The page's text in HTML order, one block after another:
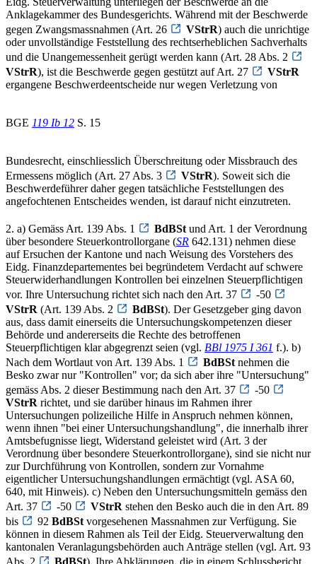
Anklagekammer des Bundesgerichts. Während mit der Beschwerde
gegen Zwangsmassnahmen (Art. 26
VStrR) auch die unrichtige
oder unvollständige Feststellung des rechtserheblichen Sachverhalts
und die Unangemessenheit gerügt werden kann (Art. 28 Abs. 2
VStrR), ist die Beschwerde gegen gestützt auf Art. 27
VStrR
ergangene Beschwerdeentscheide nur wegen Verletzung von
BGE 119 Ib 12 S. 15
Bundesrecht, einschliesslich Überschreitung oder Missbrauch des
Ermessens möglich (Art. 27 Abs. 3
VStrR). Soweit sich die
Beschwerdeführer daher gegen tatsächliche Feststellungen des
angefochtenen Entscheides wenden, ist darauf nicht einzutreten.
2. a) Gemäss Art. 139 Abs. 1 BdBSt und Art. 1 der Verordnung
über besondere Steuerkontrollorgane (SR 642.131) nehmen diese
auf Ersuchen der Kantone und nach Weisung des Vorstehers des
Eidg. Finanzdepartementes bei begründetem Verdacht auf schwere
Steuerwiderhandlungen Kontrollen bei einzelnen Steuerpflichtigen
vor. Ihre Untersuchung richtet sich nach den Art. 37
-50
VStrR (Art. 139 Abs. 2 BdBSt). Der Gesetzgeber ging davon
aus, dass damit einerseits die Untersuchungskompetenzen dieser
Behörde und andererseits die Rechte des betroffenen
Steuerpflichtigen klar abgegrenzt seien (vgl. BBl 1975 I 361 f.). b)
Nach dem Wortlaut von Art. 139 Abs. 1
BdBSt nehmen die
Besko zwar nur "Kontrollen" vor; da sich aber ihre "Untersuchung"
gemäss Abs. 2 dieser Bestimmung nach den Art. 37
-50
VStrR richtet, und sie darüber hinaus im Rahmen ihrer
Untersuchungen polizeiliche Hilfe in Anspruch nehmen können,
wenn ihnen "bei einer Untersuchungshandlung", die innerhalb ihrer
Amtsbefugnisse liegt, Widerstand geleistet wird (Art. 3 der
Verordnung über besondere Steuerkontrollorgane), sind sie nicht nur
zur Durchführung von Kontrollen, sondern zur Vornahme
eigentlicher Untersuchungshandlungen ermächtigt (vgl. ASA 60,
640, mit Hinweis). c) Neben den Untersuchungsmitteln gemäss den
Art. 37
-50 VStrR stehen den Besko auch die in den Art. 89
bis
92 BdBSt vorgesehenen Massnahmen zur Verfügung. Sie
können in diesem Rahmen als Teil der Eidg. Steuerverwaltung den
kantonalen Veranlagungsbehörden auch Anträge stellen (vgl. Art. 93
Abs. 2
BdBSt). Ihre Abklärungen, die in einem Schlussbericht